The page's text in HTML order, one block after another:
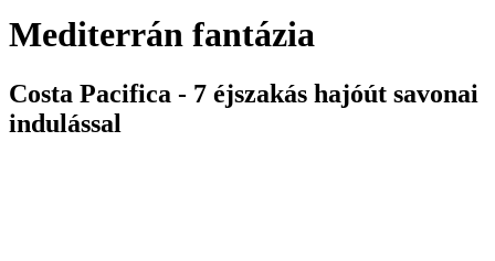
Mediterrán fantázia
Costa Pacifica - 7 éjszakás hajóút savonai
indulással